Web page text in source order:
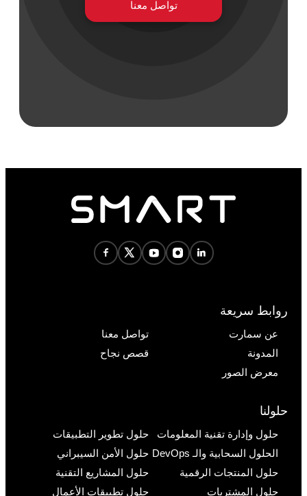
تواصل معنا
روابط سريعة
عن سمارت
تواصل معنا
المدونة
قصص نجاح
معرض الصور
حلولنا
حلول وإدارة تقنية المعلومات
حلول تطوير التطبيقات
الحلول السحابية والـ DevOps
حلول الأمن السيبراني
حلول المنتجات الرقمية
حلول المشاريع التقنية
حلول المشتريات
حلول تطبيقات الأعمال